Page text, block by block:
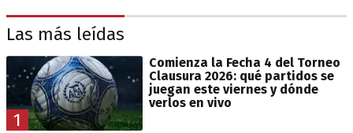
Las más leídas
1
Comienza la Fecha 4 del Torneo
Clausura 2026: qué partidos se
juegan este viernes y dónde
verlos en vivo